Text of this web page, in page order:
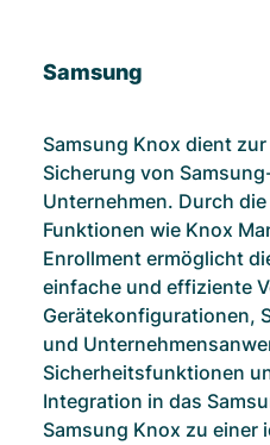
Samsung
Samsung Knox dient
Sicherung von
Unternehmen. Durch
Funktionen wie Knox
Enrollment ermöglicht
einfache und effiziente
Gerätekonfigurationen,
und
Sicherheitsfunktionen
Integration in das
Samsung Knox zu einer